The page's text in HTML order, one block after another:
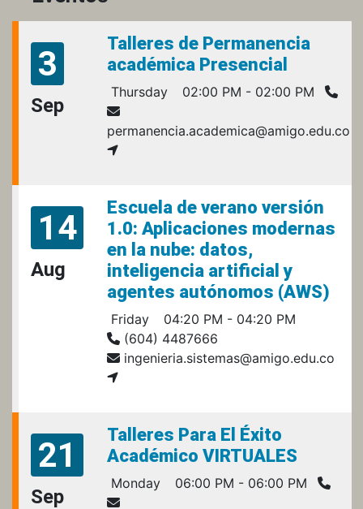
3
Sep
Talleres de Permanencia
académica Presencial
Thursday 02:00 PM - 02:00 PM
permanencia.academica@amigo.edu.co
14
Aug
Escuela de verano versión
1.0: Aplicaciones modernas
en la nube: datos,
inteligencia artificial y
agentes autónomos (AWS)
Friday
04:20 PM - 04:20 PM
(604) 4487666
ingenieria.sistemas@amigo.edu.co
21
Sep
Talleres Para El Éxito
Académico VIRTUALES
Monday 06:00 PM - 06:00 PM